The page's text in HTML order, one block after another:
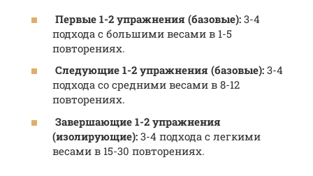
Первые 1-2 упражнения (базовые): 3-4
подхода с большими весами в 1-5
повторениях.
Следующие 1-2 упражнения (базовые): 3-4
подхода со средними весами в 8-12
повторениях.
Завершающие 1-2 упражнения
(изолирующие): 3-4 подхода с легкими
весами в 15-30 повторениях.